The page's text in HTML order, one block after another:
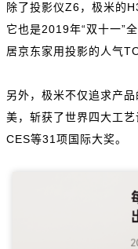
除了投影仪Z6，极米的
它也是2019年“双十一”
居京东家用投影的人气
另外，极米不仅追求产
美，斩获了世界四大工
CES等31项国际大奖。